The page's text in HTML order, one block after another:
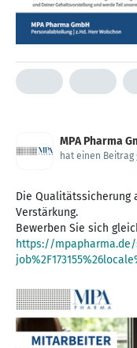
MPA Pharma
hat einen Beitrag
Die Qualitätssicherung
Verstärkung.
https://